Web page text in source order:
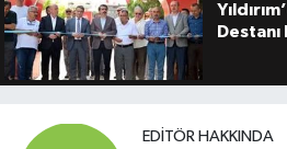
EDITÖR HAKKINDA